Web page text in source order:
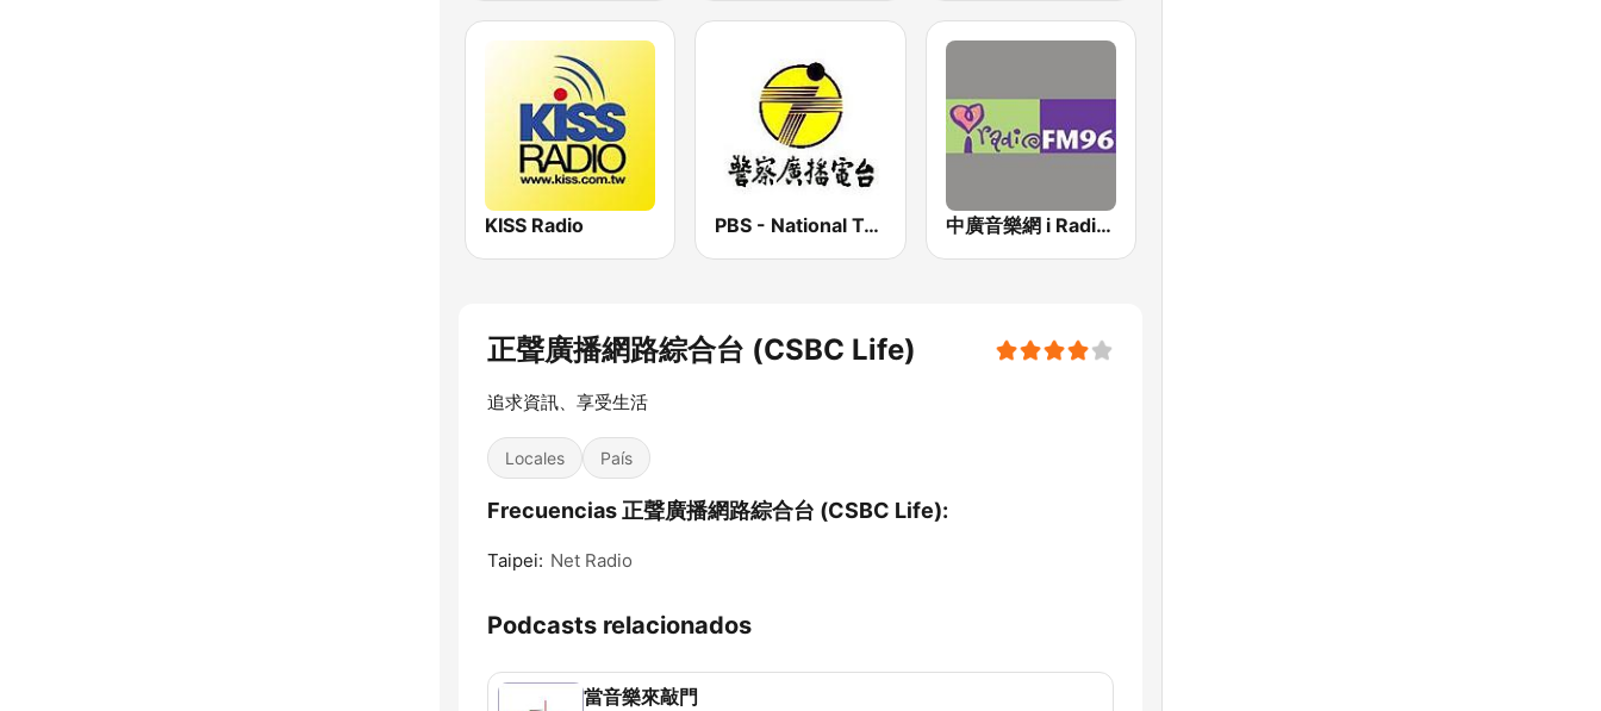
KISS Radio PBS - National Transportation 中廣音樂網 i Radio FM96.3
正聲廣播網路綜合台 (CSBC Life)
追求資訊、享受生活
Locales País
Frecuencias 正聲廣播網路綜合台 (CSBC Life):
Taipei: Net Radio
Podcasts relacionados
當音樂來敲門